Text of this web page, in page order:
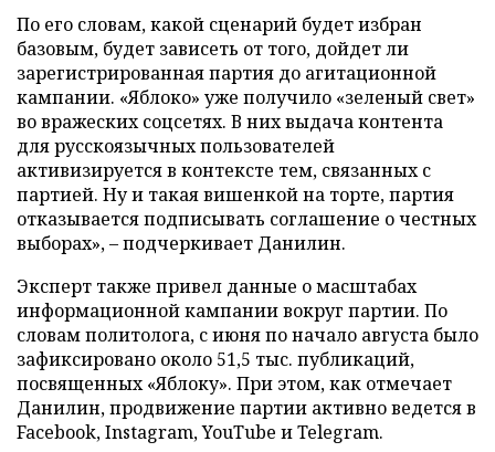
По его словам, какой сценарий будет избран
базовым, будет зависеть от того, дойдет ли
зарегистрированная партия до агитационной
кампании. «Яблоко» уже получило «зеленый свет»
во вражеских соцсетях. В них выдача контента
для русскоязычных пользователей
активизируется в контексте тем, связанных с
партией. Ну и такая вишенкой на торте, партия
отказывается подписывать соглашение о честных
выборах», – подчеркивает Данилин.
Эксперт также привел данные о масштабах
информационной кампании вокруг партии. По
словам политолога, с июня по начало августа было
зафиксировано около 51,5 тыс. публикаций,
посвященных «Яблоку». При этом, как отмечает
Данилин, продвижение партии активно ведется в
Facebook, Instagram, YouTube и Telegram.